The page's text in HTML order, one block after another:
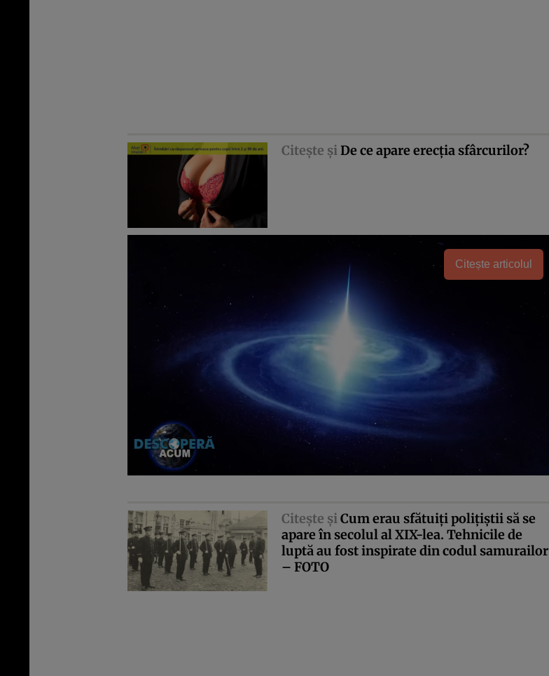
Citeşte şiDe ce apare erecţia sfârcurilor?
Citește articolul
Citeşte şiCum erau sfătuiţi poliţiştii să se
apare în secolul al XIX-lea. Tehnicile de
luptă au fost inspirate din codul samurailor
– FOTO